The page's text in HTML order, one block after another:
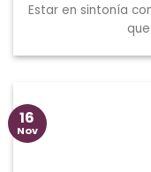
Estar en sintonía
16
Nov